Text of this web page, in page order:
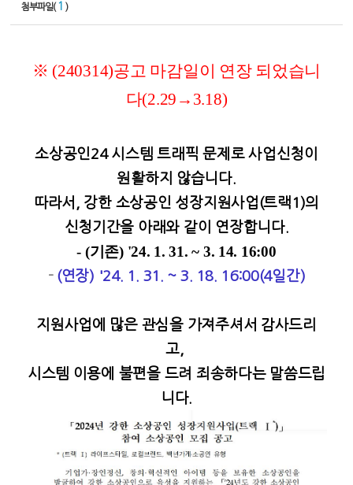
첨부파일( 1 )
※ (240314)공고 마감일이 연장 되었습니
다(2.29 → 3.18)
소상공인24 시스템 트래픽 문제로 사업신청이
원활하지 않습니다.
따라서, 강한 소상공인 성장지원사업(트랙1)의
신청기간을 아래와 같이 연장합니다.
- (기존) '24. 1. 31. ~ 3. 14. 16:00
- (연장) '24. 1. 31. ~ 3. 18. 16:00(4일간)
지원사업에 많은 관심을 가져주셔서 감사드리
고,
시스템 이용에 불편을 드려 죄송하다는 말씀드립
니다.